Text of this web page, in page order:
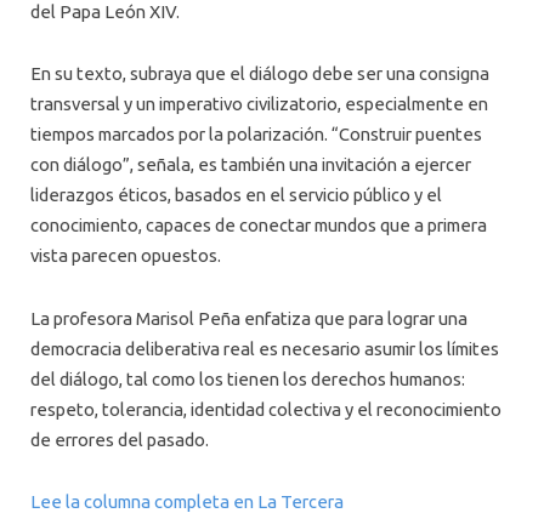
del Papa León XIV.
En su texto, subraya que el diálogo debe ser una consigna
transversal y un imperativo civilizatorio, especialmente en
tiempos marcados por la polarización. “Construir puentes
con diálogo”, señala, es también una invitación a ejercer
liderazgos éticos, basados en el servicio público y el
conocimiento, capaces de conectar mundos que a primera
vista parecen opuestos.
La profesora Marisol Peña enfatiza que para lograr una
democracia deliberativa real es necesario asumir los límites
del diálogo, tal como los tienen los derechos humanos:
respeto, tolerancia, identidad colectiva y el reconocimiento
de errores del pasado.
Lee la columna completa en La Tercera